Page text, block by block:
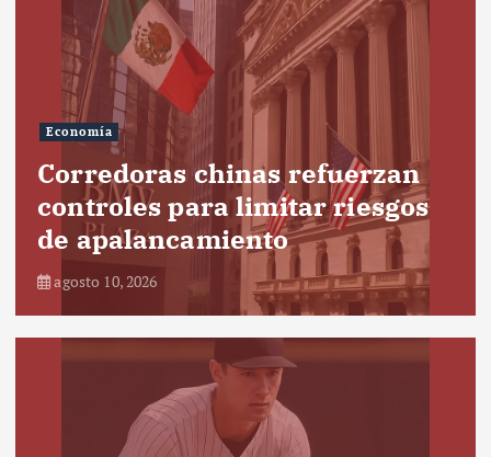
Economía
Corredoras chinas refuerzan
controles para limitar riesgos
de apalancamiento
agosto 10, 2026